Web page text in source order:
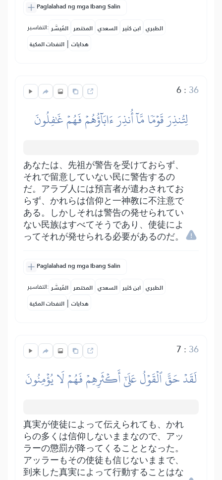
Paglalahad ng mga Ibang Salin
التفاسير: المُيسَّر المختصر السعدي ابن كثير الطبري
النفحات المكية | هدايات
6: 36
لِتُنذِرَ قَوۡمٗا مَّآ أُنذِرَ ءَابَآؤُهُمۡ فَهُمۡ غَٰفِلُونَ
あなたは、先祖が警告を受けておらず、
それで留意していない民に警告するの
だ。アラブ人には預言者が遣わされてお
らず、かれらは信仰と一神教に不注意で
ある。しかしそれは警告の発せられてい
ない民族はすべてそうであり、使徒によ
ってそれが発せられる必要があるのだ。
Paglalahad ng mga Ibang Salin
التفاسير: المُيسَّر المختصر السعدي ابن كثير الطبري
النفحات المكية | هدايات
7 : 36
لَقَدۡ حَقَّ ٱلۡقَوۡلُ عَلَىٰٓ أَكۡثَرِهِمۡ فَهُمۡ لَا يُؤۡمِنُونَ
真実が使徒によって伝えられても、かれ
らの多くは信仰しないままなので、アッ
ラーの懲罰が降ってくることとなった。
アッラーもその使徒も信じないままで、
到来した真実によって行動することはな